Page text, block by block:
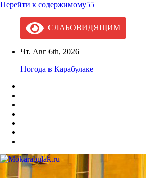
Перейти к содержимому55
СЛАБОВИДЯЩИМ
Чт. Авг 6th, 2026
Погода в Карабулаке